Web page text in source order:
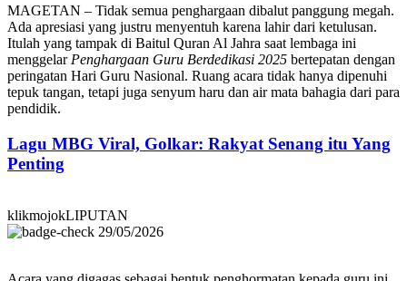
MAGETAN – Tidak semua penghargaan dibalut panggung megah.
Ada apresiasi yang justru menyentuh karena lahir dari ketulusan.
Itulah yang tampak di Baitul Quran Al Jahra saat lembaga ini
menggelarPenghargaan Guru Berdedikasi 2025 bertepatan dengan
peringatan Hari Guru Nasional. Ruang acara tidak hanya dipenuhi
tepuk tangan, tetapi juga senyum haru dan air mata bahagia dari para
pendidik.
Lagu MBG Viral, Golkar: Rakyat Senang itu Yang
Penting
klikmojokLIPUTAN
29/05/2026